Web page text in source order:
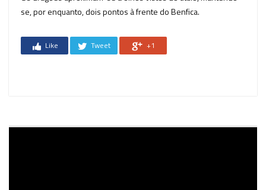
se, por enquanto, dois pontos à frente do Benfica.
Like Tweet +1